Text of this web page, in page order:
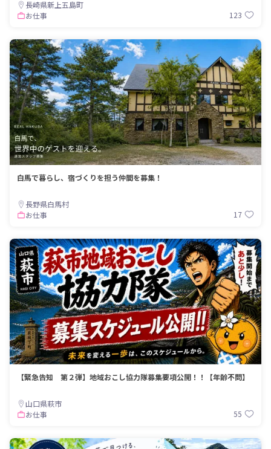
長崎県新上五島町
お仕事
123
白馬で暮らし、宿づくりを担う仲間を募集！
長野県白馬村
お仕事
17
【緊急告知 第２弾】地域おこし協力隊募集要項公開！！【年齢不問】
山口県萩市
お仕事
55